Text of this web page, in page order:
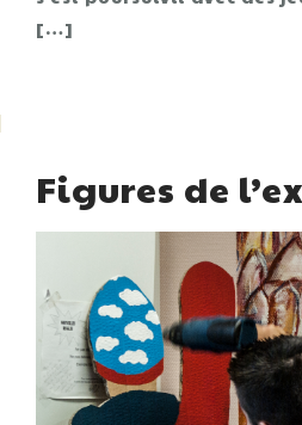
[…]
Figures de